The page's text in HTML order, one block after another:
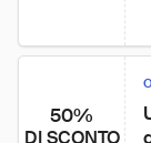
50%
DI SCONTO